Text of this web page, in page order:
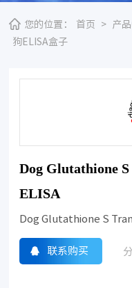
您的位置： 首页 > 产
狗ELISA盒子
Dog Glutathione
ELISA
Dog Glutathione S
联系购买